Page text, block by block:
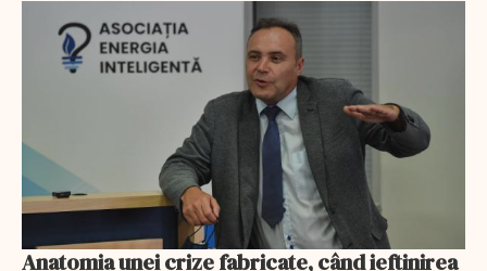
Anatomia unei crize fabricate, când ieftinirea